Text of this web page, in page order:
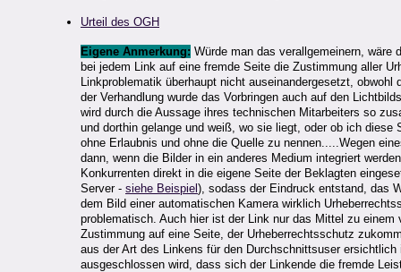
Urteil des OGH
Eigene Anmerkung: Würde man das verallgemeinern, wäre
bei jedem Link auf eine fremde Seite die Zustimmung aller
Linkproblematik überhaupt nicht auseinandergesetzt,
der Verhandlung wurde das Vorbringen auch auf den
wird durch die Aussage ihres technischen Mitarbeiters so
und dorthin gelange und weiß, wo sie liegt, oder ob ich
ohne Erlaubnis und ohne die Quelle zu nennen.....Wegen
dann, wenn die Bilder in ein anderes Medium integriert
Konkurrenten direkt in die eigene Seite der Beklagten
Server - siehe Beispiel ), sodass der Eindruck entstand, das
dem Bild einer automatischen Kamera wirklich
problematisch. Auch hier ist der Link nur das Mittel zu
Zustimmung auf eine Seite, der Urheberrechtsschutz
aus der Art des Linkens für den Durchschnittsuser
ausgeschlossen wird, dass sich der Linkende die fremde